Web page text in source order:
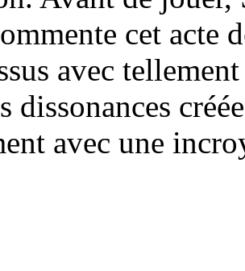
cet acte
avec
dissonances
avec une